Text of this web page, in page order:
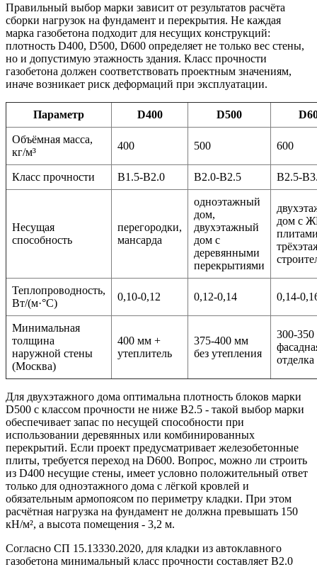
Правильный выбор марки зависит от результатов расчёта
сборки нагрузок на фундамент и перекрытия. Не каждая
марка газобетона подходит для несущих конструкций:
плотность D400, D500, D600 определяет не только вес стены,
но и допустимую этажность здания. Класс прочности
газобетона должен соответствовать проектным значениям,
иначе возникает риск деформаций при эксплуатации.
Параметр D400 D500
Объёмная масса,
кг/м³
400 500 600
Класс прочности B1.5-B2.0 B2.0-B2.5 B2.5-
Несущая
способность
перегородки,
мансарда
одноэтажный
дом,
двухэтажный
дом с
деревянными
перекрытиями
дом с
Теплопроводность,
Вт/(м·°C)
0,10-0,12 0,12-0,14 0,14-
Минимальная
толщина
наружной стены
(Москва)
400 мм +
утеплитель
375-400 мм
без утепления
300-
отделка
Для двухэтажного дома оптимальна плотность блоков марки
D500 с классом прочности не ниже B2.5 - такой выбор марки
обеспечивает запас по несущей способности при
использовании деревянных или комбинированных
перекрытий. Если проект предусматривает железобетонные
плиты, требуется переход на D600. Вопрос, можно ли строить
из D400 несущие стены, имеет условно положительный ответ
только для одноэтажного дома с лёгкой кровлей и
обязательным армопоясом по периметру кладки. При этом
расчётная нагрузка на фундамент не должна превышать 150
кН/м², а высота помещения - 3,2 м.
Согласно СП 15.13330.2020, для кладки из автоклавного
газобетона минимальный класс прочности составляет B2.0